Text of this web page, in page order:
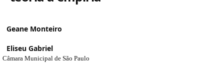
Geane Monteiro
Eliseu Gabriel
Câmara Municipal de São Paulo